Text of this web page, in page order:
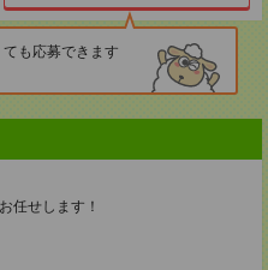
も応募できます
任せします！